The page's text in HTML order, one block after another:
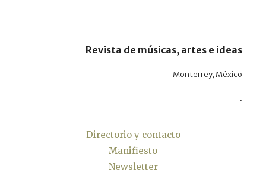
Revista de músicas, artes e ideas
Monterrey, México
.
Directorio y contacto
Manifiesto
Newsletter